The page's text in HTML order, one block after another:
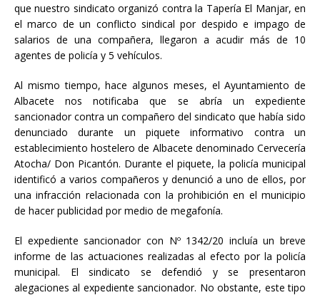
que nuestro sindicato organizó contra la Tapería El Manjar, en
el marco de un conflicto sindical por despido e impago de
salarios de una compañera, llegaron a acudir más de 10
agentes de policía y 5 vehículos.
Al mismo tiempo, hace algunos meses, el Ayuntamiento de
Albacete nos notificaba que se abría un expediente
sancionador contra un compañero del sindicato que había sido
denunciado durante un piquete informativo contra un
establecimiento hostelero de Albacete denominado Cervecería
Atocha/ Don Picantón. Durante el piquete, la policía municipal
identificó a varios compañeros y denunció a uno de ellos, por
una infracción relacionada con la prohibición en el municipio
de hacer publicidad por medio de megafonía.
El expediente sancionador con Nº 1342/20 incluía un breve
informe de las actuaciones realizadas al efecto por la policía
municipal. El sindicato se defendió y se presentaron
alegaciones al expediente sancionador. No obstante, este tipo